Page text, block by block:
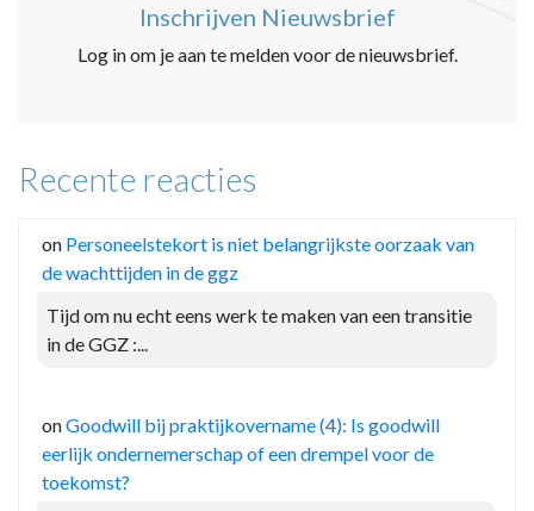
Inschrijven Nieuwsbrief
Log in om je aan te melden voor de nieuwsbrief.
Recente reacties
on Personeelstekort is niet belangrijkste oorzaak van
de wachttijden in de ggz
Tijd om nu echt eens werk te maken van een transitie
in de GGZ :...
onGoodwill bij praktijkovername (4): Is goodwill
eerlijk ondernemerschap of een drempel voor de
toekomst?